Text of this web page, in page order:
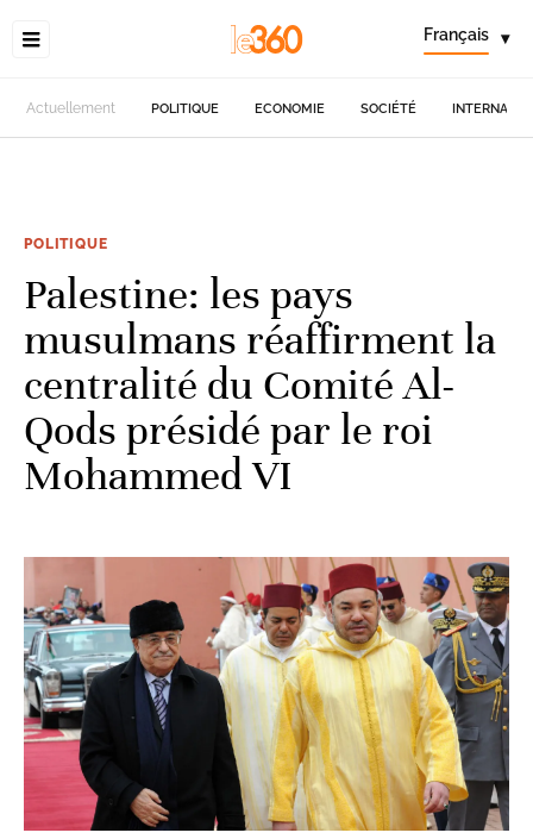
Français ▾
Actuellement POLITIQUE ECONOMIE SOCIÉTÉ
POLITIQUE
Palestine: les pays
musulmans réaffirment la
centralité du Comité Al-
Qods présidé par le roi
Mohammed VI